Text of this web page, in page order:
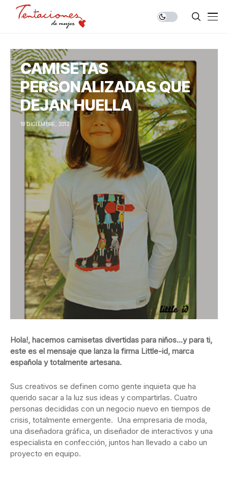
CAMISETAS
PERSONALIZADAS QUE
DEJAN HUELLA
18 DICIEMBRE, 2012
Hola!, hacemos camisetas divertidas para niños…y para ti,
este es el mensaje que lanza la firma Little-id, marca
española y totalmente artesana.
Sus creativos se definen como gente inquieta que ha
querido sacar a la luz sus ideas y compartirlas. Cuatro
personas decididas con un negocio nuevo en tiempos de
crisis, totalmente emergente. Una empresaria de moda,
una diseñadora gráfica, un diseñador de interactivos y una
especialista en confección, juntos han llevado a cabo un
proyecto en equipo.